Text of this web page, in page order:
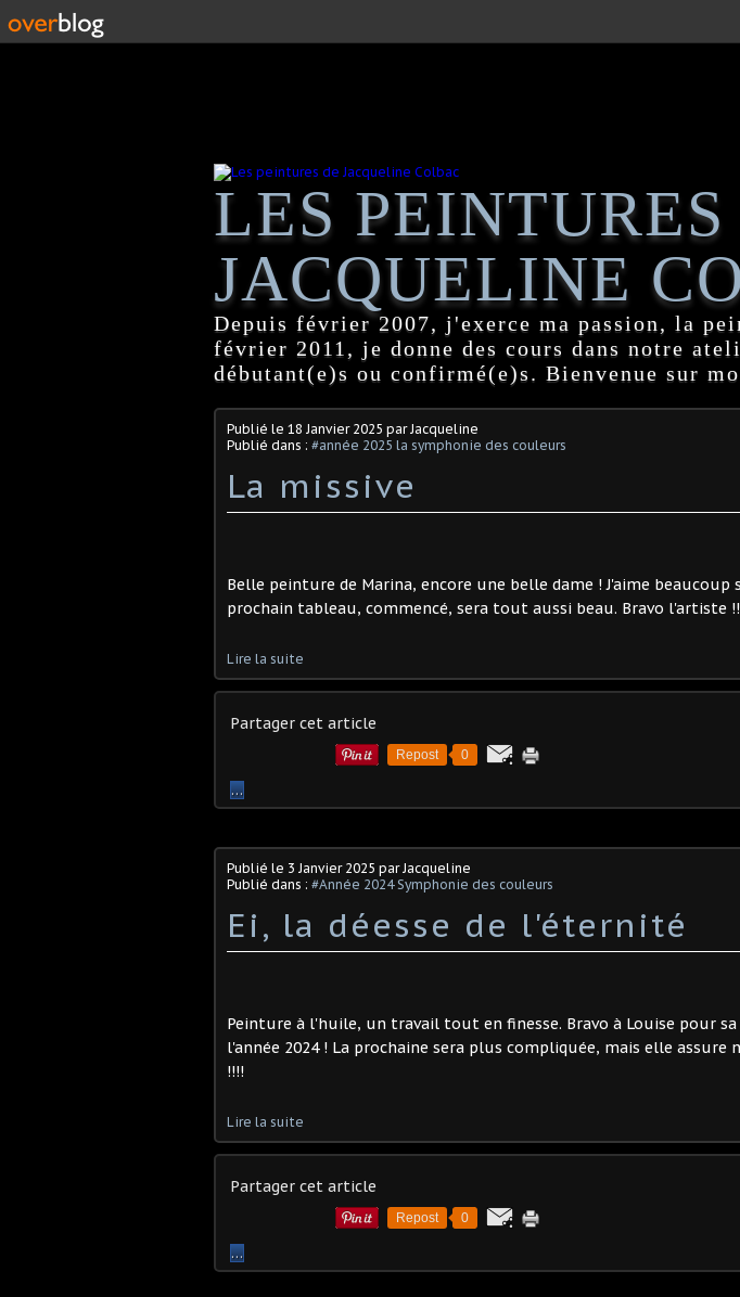
LES PEINTURES
JACQUELINE
Depuis février 2007, j'exerce ma passion, la
février 2011, je donne des cours dans notre
débutant(e)s ou confirmé(e)s. Bienvenue sur
Publié le 18 Janvier 2025 par Jacqueline
Publié dans : #année 2025 la symphonie des couleurs
La missive
Belle peinture de Marina, encore une belle dame ! J'aime beaucoup
prochain tableau, commencé, sera tout aussi beau. Bravo l'artiste !!
Lire la suite
Partager cet article
Repost 0
…
Publié le 3 Janvier 2025 par Jacqueline
Publié dans : #Année 2024 Symphonie des couleurs
Ei, la déesse de l'éternité
Peinture à l'huile, un travail tout en finesse. Bravo à Louise pour
l'année 2024 ! La prochaine sera plus compliquée, mais elle
!!!!
Lire la suite
Partager cet article
Repost 0
…